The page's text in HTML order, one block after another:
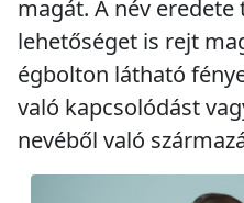
magát. A név eredete
lehetőséget is rejt
égbolton látható
való kapcsolódást
nevéből való